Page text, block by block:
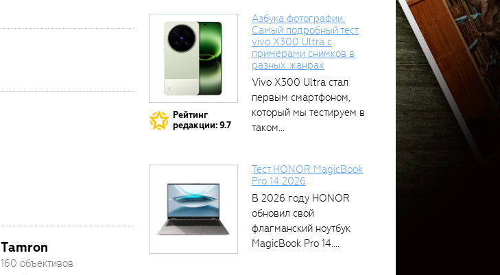
Tamron
160 объективов
Рейтинг
редакции: 9.7
Азбука фотографии.
Самый подробный тест
vivo X300 Ultra с
примерами снимков в
разных жанрах
Vivo X300 Ultra стал
первым смартфоном,
который мы тестируем в
таком...
Тест HONOR MagicBook
Pro 14 2026
В 2026 году HONOR
обновил свой
флагманский ноутбук
MagicBook Pro 14....